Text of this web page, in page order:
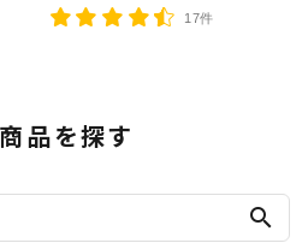
17件
品を探す
search